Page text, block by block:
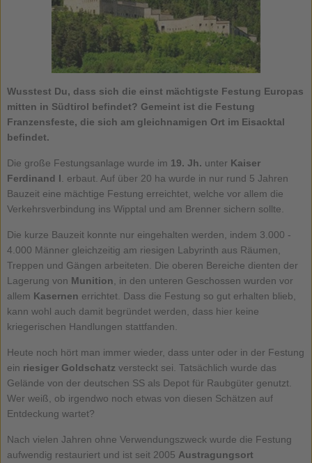
Wusstest Du, dass sich die einst mächtigste Festung Europas
mitten in Südtirol befindet? Gemeint ist die Festung
Franzensfeste, die sich am gleichnamigen Ort im Eisacktal
befindet.
Die große Festungsanlage wurde im 19. Jh. unter Kaiser
Ferdinand I . erbaut. Auf über 20 ha wurde in nur rund 5 Jahren
Bauzeit eine mächtige Festung erreichtet, welche vor allem die
Verkehrsverbindung ins Wipptal und am Brenner sichern sollte.
Die kurze Bauzeit konnte nur eingehalten werden, indem 3.000 -
4.000 Männer gleichzeitig am riesigen Labyrinth aus Räumen,
Treppen und Gängen arbeiteten. Die oberen Bereiche dienten der
Lagerung von Munition , in den unteren Geschossen wurden vor
allem Kasernen errichtet. Dass die Festung so gut erhalten blieb,
kann wohl auch damit begründet werden, dass hier keine
kriegerischen Handlungen stattfanden.
Heute noch hört man immer wieder, dass unter oder in der Festung
ein riesiger Goldschatz versteckt sei. Tatsächlich wurde das
Gelände von der deutschen SS als Depot für Raubgüter genutzt.
Wer weiß, ob irgendwo noch etwas von diesen Schätzen auf
Entdeckung wartet?
Nach vielen Jahren ohne Verwendungszweck wurde die Festung
aufwendig restauriert und ist seit 2005 Austragungsort